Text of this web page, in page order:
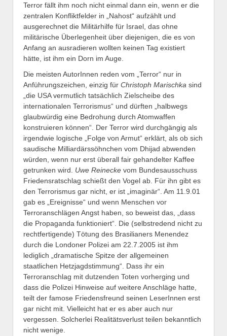
Terror fällt ihm noch nicht einmal dann ein, wenn er die
zentralen Konfliktfelder in „Nahost“ aufzählt und
ausgerechnet die Militärhilfe für Israel, das ohne
militärische Überlegenheit über diejenigen, die es von
Anfang an ausradieren wollten keinen Tag existiert
hätte, ist ihm ein Dorn im Auge.
Die meisten AutorInnen reden vom „Terror“ nur in
Anführungszeichen, einzig für Christoph Marischka sind
„die USA vermutlich tatsächlich Zielscheibe des
internationalen Terrorismus“ und dürften „halbwegs
glaubwürdig eine Bedrohung durch Atomwaffen
konstruieren können“. Der Terror wird durchgängig als
irgendwie logische „Folge von Armut“ erklärt, als ob sich
saudische Milliardärssöhnchen vom Dhijad abwenden
würden, wenn nur erst überall fair gehandelter Kaffee
getrunken wird. Uwe Reinecke vom Bundesausschuss
Friedensratschlag schießt den Vogel ab. Für ihn gibt es
den Terrorismus gar nicht, er ist „imaginär“. Am 11.9.01
gab es „Ereignisse“ und wenn Menschen vor
Terroranschlägen Angst haben, so beweist das, „dass
die Propaganda funktioniert“. Die (selbstredend nicht zu
rechtfertigende) Tötung des Brasilianers Menendez
durch die Londoner Polizei am 22.7.2005 ist ihm
lediglich „dramatische Spitze der allgemeinen
staatlichen Hetzjagdstimmung“. Dass ihr ein
Terroranschlag mit dutzenden Toten vorherging und
dass die Polizei Hinweise auf weitere Anschläge hatte,
teilt der famose Friedensfreund seinen LeserInnen erst
gar nicht mit. Vielleicht hat er es aber auch nur
vergessen. Solcherlei Realitätsverlust teilen bekanntlich
nicht wenige.